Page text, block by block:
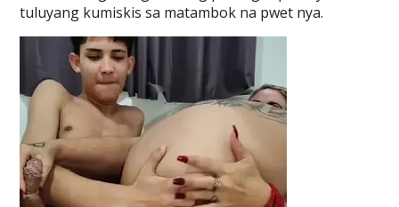
tuluyang kumiskis sa matambok na pwet nya.